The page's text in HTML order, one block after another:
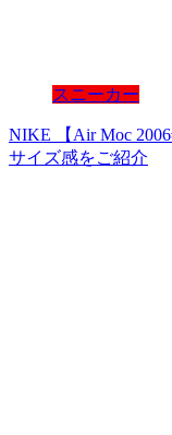
スニーカー
NIKE 【Air Moc
サイズ感をご紹介